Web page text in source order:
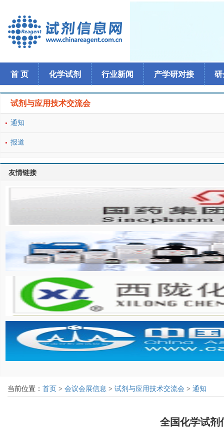
首 页 化学试剂 行业新闻 产学研对接 研
试剂与应用技术交流会
通知
报道
友情链接
当前位置： 首页 > 会议会展信息 > 试剂与应用技术交流会 > 通知
全国化学试剂